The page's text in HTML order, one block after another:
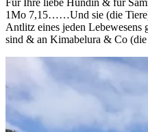
Für Ihre liebe Hündin & für
1Mo 7,15……Und sie (die Tiere)
Antlitz eines jeden
sind & an Kimabelura & Co (die